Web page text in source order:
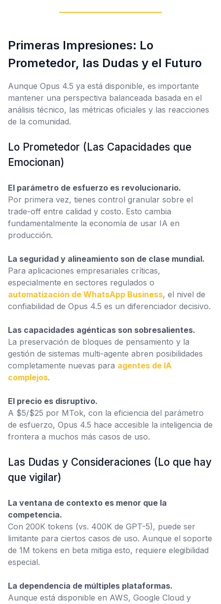
Primeras Impresiones: Lo
Prometedor, las Dudas y el Futuro
Aunque Opus 4.5 ya está disponible, es importante
mantener una perspectiva balanceada basada en el
análisis técnico, las métricas oficiales y las reacciones
de la comunidad.
Lo Prometedor (Las Capacidades que
Emocionan)
El parámetro de esfuerzo es revolucionario.
Por primera vez, tienes control granular sobre el
trade-off entre calidad y costo. Esto cambia
fundamentalmente la economía de usar IA en
producción.
La seguridad y alineamiento son de clase mundial.
Para aplicaciones empresariales críticas,
especialmente en sectores regulados o
automatización de WhatsApp Business, el nivel de
confiabilidad de Opus 4.5 es un diferenciador decisivo.
Las capacidades agénticas son sobresalientes.
La preservación de bloques de pensamiento y la
gestión de sistemas multi-agente abren posibilidades
completamente nuevas para agentes de IA
complejos.
El precio es disruptivo.
A $5/$25 por MTok, con la eficiencia del parámetro
de esfuerzo, Opus 4.5 hace accesible la inteligencia de
frontera a muchos más casos de uso.
Las Dudas y Consideraciones (Lo que hay
que vigilar)
La ventana de contexto es menor que la
competencia.
Con 200K tokens (vs. 400K de GPT-5), puede ser
limitante para ciertos casos de uso. Aunque el soporte
de 1M tokens en beta mitiga esto, requiere elegibilidad
especial.
La dependencia de múltiples plataformas.
Aunque está disponible en AWS, Google Cloud y